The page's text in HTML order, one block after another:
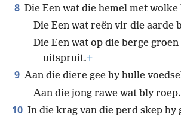
8 Die Een wat die hemel met wolke
Die Een wat reën vir die aarde
Die Een wat op die berge
uitspruit.+
9 Aan die diere gee hy hulle
Aan die jong rawe wat bly roep.
10 In die krag van die perd skep hy